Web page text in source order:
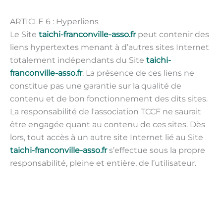
ARTICLE 6 : Hyperliens
Le Site taichi-franconville-asso.frpeut contenir des
liens hypertextes menant à d’autres sites Internet
totalement indépendants du Site taichi-
franconville-asso.fr. La présence de ces liens ne
constitue pas une garantie sur la qualité de
contenu et de bon fonctionnement des dits sites.
La responsabilité de l'association TCCF ne saurait
être engagée quant au contenu de ces sites. Dès
lors, tout accès à un autre site Internet lié au Site
taichi-franconville-asso.frs’effectue sous la propre
responsabilité, pleine et entière, de l’utilisateur.